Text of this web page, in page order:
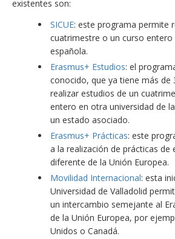
existentes son:
SICUE: este programa permite
cuatrimestre o un curso entero
española.
Erasmus+ Estudios: el
conocido, que ya tiene más de
realizar estudios de un
entero en otra universidad de
un estado asociado.
Erasmus+ Prácticas: este
a la realización de prácticas de
diferente de la Unión Europea.
Movilidad Internacional: esta
Universidad de Valladolid
un intercambio semejante al
de la Unión Europea, por
Unidos o Canadá.